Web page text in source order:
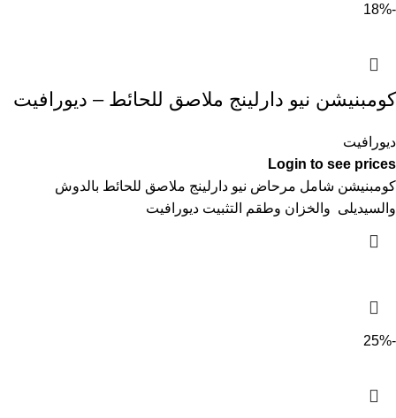
-18%
كومبنيشن نيو دارلينج ملاصق للحائط – ديورافيت
ديورافيت
Login to see prices
كومبنيشن شامل مرحاض نيو دارلينج ملاصق للحائط بالدوش
والسيديلى والخزان وطقم التثبيت ديورافيت
-25%